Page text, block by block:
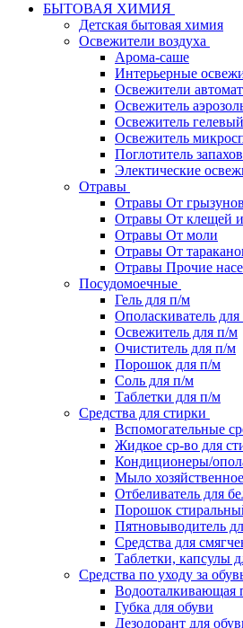
БЫТОВАЯ ХИМИЯ
Детская бытовая химия
Освежители воздуха
Арома-саше
Интерьерные
Освежители
Освежитель
Освежитель гелевый
Освежитель
Поглотитель запахов
Электические
Отравы
Отравы От грызунов
Отравы От клещей
Отравы От моли
Отравы От
Отравы Прочие
Посудомоечные
Гель для п/м
Ополаскиватель
Освежитель для п/м
Очиститель для п/м
Порошок для п/м
Соль для п/м
Таблетки для п/м
Средства для стирки
Вспомогательные
Жидкое ср-во для
Кондиционеры/
Мыло хозяйственное
Отбеливатель для
Порошок
Пятновыводитель
Средства для
Таблетки, капсулы
Средства по уходу за
Водооталкивающая
Губка для обуви
Дезодорант для